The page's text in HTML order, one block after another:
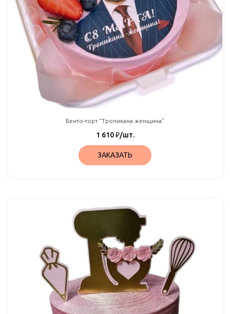
Бенто-торт “Тропикана женщина”
1 610₽/шт.
ЗАКАЗАТЬ